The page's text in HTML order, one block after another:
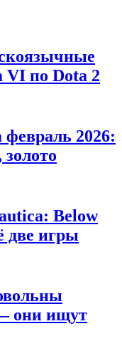
VI по Dota 2
2026:
Below
две игры
они ищут